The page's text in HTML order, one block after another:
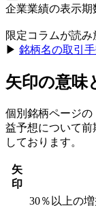
企業業績の表示期
限定コラムが読み
▶︎ 銘柄名の取引
矢印の意味
個別銘柄ページの
益予想について
しております。
矢
印
30％以上の